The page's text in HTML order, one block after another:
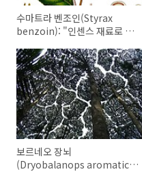
수마트라 벤조인(Styrax
benzoin): "인센스 재료로 들
보르네오 장뇌
(Dryobalanops aromatica):